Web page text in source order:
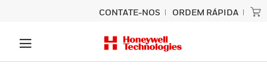
CONTATE-NOS ORDEM RÁPIDA